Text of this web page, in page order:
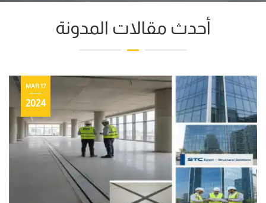
أحدث مقالات المدونة
22 FEB
2024